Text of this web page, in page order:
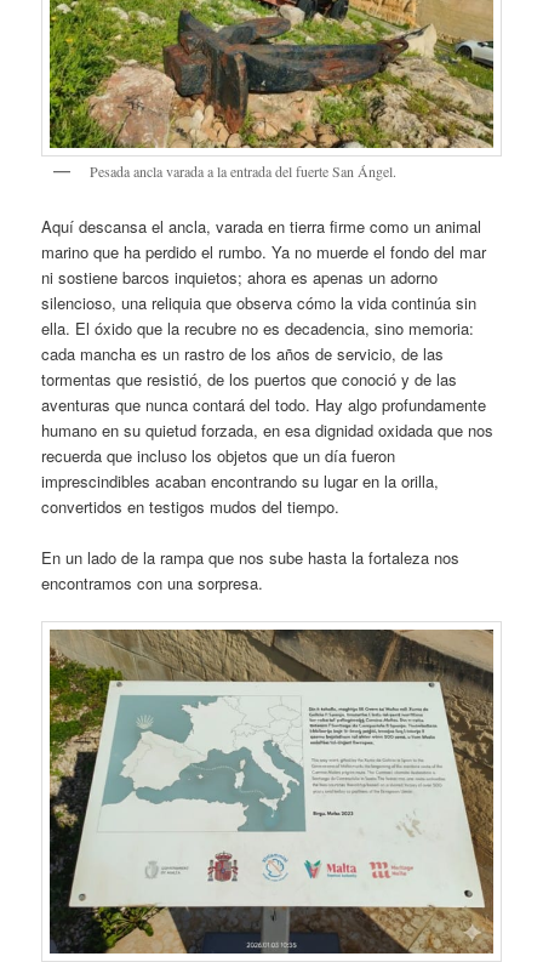
Pesada ancla varada a la entrada del fuerte San Ángel.
Aquí descansa el ancla, varada en tierra firme como un animal
marino que ha perdido el rumbo. Ya no muerde el fondo del mar
ni sostiene barcos inquietos; ahora es apenas un adorno
silencioso, una reliquia que observa cómo la vida continúa sin
ella. El óxido que la recubre no es decadencia, sino memoria:
cada mancha es un rastro de los años de servicio, de las
tormentas que resistió, de los puertos que conoció y de las
aventuras que nunca contará del todo. Hay algo profundamente
humano en su quietud forzada, en esa dignidad oxidada que nos
recuerda que incluso los objetos que un día fueron
imprescindibles acaban encontrando su lugar en la orilla,
convertidos en testigos mudos del tiempo.
En un lado de la rampa que nos sube hasta la fortaleza nos
encontramos con una sorpresa.